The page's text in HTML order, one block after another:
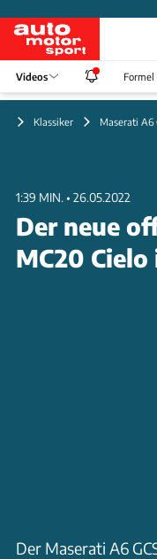
Videos Formel
Klassiker Maserati A6
1:39 MIN. • 26.05.2022
Der neue
MC20
Der Maserati A6